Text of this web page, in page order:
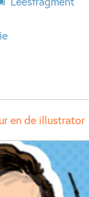
en de illustrator